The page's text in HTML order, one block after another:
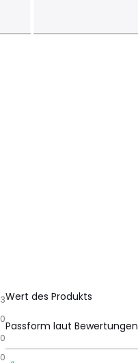
0
0
0
3Wert des Produkts
Passform laut Bewertungen